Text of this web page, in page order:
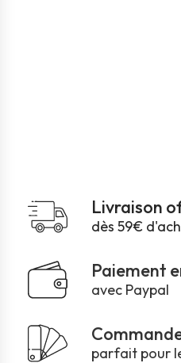
Livraison
dès 59€
Paiement
avec Paypal
parfait pour